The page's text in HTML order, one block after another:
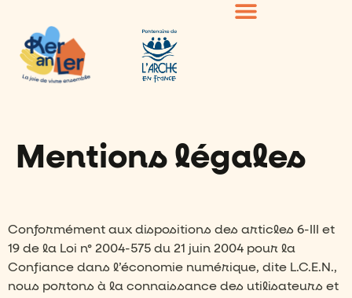
Mentions légales
Conformément aux dispositions des articles 6-III et
19 de la Loi n° 2004-575 du 21 juin 2004 pour la
Confiance dans l’économie numérique, dite L.C.E.N.,
nous portons à la connaissance des utilisateurs et